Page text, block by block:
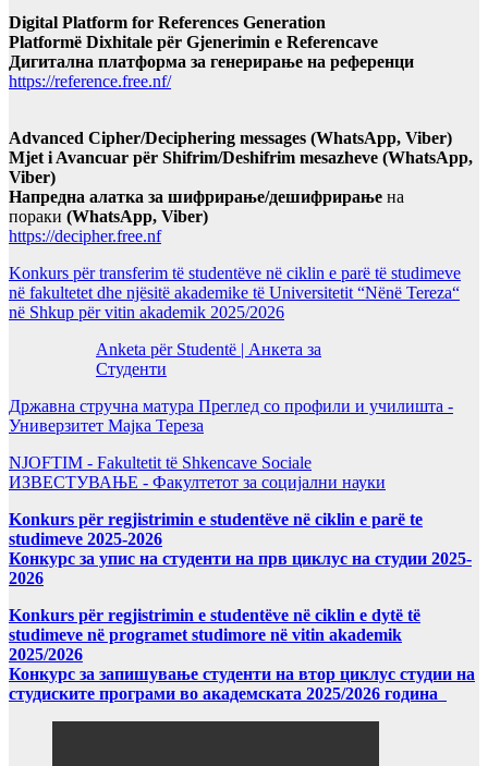
Digital Platform for References Generation
Platformë Dixhitale për Gjenerimin e Referencave
Дигитална платформа за генерирање на референци
https://reference.free.nf/
Advanced Cipher/Deciphering messages (WhatsApp, Viber)
Mjet i Avancuar për Shifrim/Deshifrim mesazheve (WhatsApp,
Viber)
Напредна алатка за шифрирање/дешифрирање на
пораки (WhatsApp, Viber)
https://decipher.free.nf
Konkurs për transferim të studentëve në ciklin e parë të studimeve
në fakultetet dhe njësitë akademike të Universitetit “Nënë Tereza“
në Shkup për vitin akademik 2025/2026
Anketa për Studentë | Анкета за
Студенти
Државна стручна матура Преглед со профили и училишта -
Универзитет Мајка Тереза
NJOFTIM - Fakultetit të Shkencave Sociale
ИЗВЕСТУВАЊЕ - Факултетот за социјални науки
Konkurs për regjistrimin e studentëve në ciklin e parë te
studimeve 2025-2026
Конкурс за упис на студенти на прв циклус на студии 2025-
2026
Konkurs për regjistrimin e studentëve në ciklin e dytë të
studimeve në programet studimore në vitin akademik
2025/2026
Конкурс за запишување студенти на втор циклус студии на
студиските програми во академската 2025/2026 година